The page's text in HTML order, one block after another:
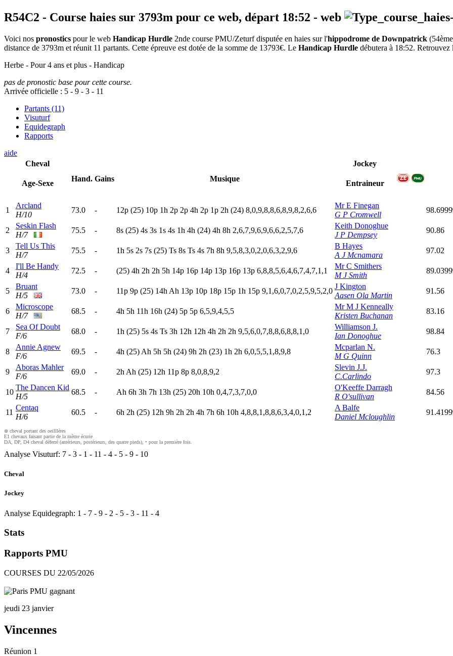
R54C2 - Course haies sur 3793m pour ce web, départ 18:52 - web
Voici nos pronostics pour le web Handicap Hurdle 2nde course PMU/Zeturf disputée en haies sur l'hippodrome de Downpatrick
distance de 3793m et réunit 11 partants. Cette épreuve est dotée de la somme de 13793€. Le Handicap Hurdle débutera à 18:52.
Herbe - Pour 4 ans et plus - Handicap
pas de pronostic base pour cette course.
Arrivée officielle : 5 - 9 - 3 - 11
Partants (11)
Visuturf
Equidegraph
Rapports
aide
Cheval
Age-Sexe
Hand. Gains Musique
Jockey
Entraineur
1
Arcland
H/10
73.0 - 12p (25) 10p 1h 2p 2p 4h 2p 1p 2h (24) 8,0,9,8,8,6,8,9,8,2,6,6
Mr E Finegan
G P Cromwell
2
Seskin Flash
H/7
75.5 - 8s (25) 4s 3s 1s 4s 1h 4h (24) 4h 8h 2,6,7,9,6,9,6,6,2,5,7,6
Keith Donoghue
J P Dempsey
90.86
3
Tell Us This
H/7
75.5 - 1h 5s 2s 7s (25) Ts 8s Ts 4s 7h 8h 9,5,8,3,0,2,0,6,3,2,9,6
B Hayes
A J Mcnamara
97.02
4
I'll Be Handy
H/4
72.5 - (25) 4h 2h 2h 5h 14p 16p 14p 13p 16p 13p 6,8,8,5,6,4,6,7,4,7,1,1
Mr C Smithers
M J Smith
5
Bruant
H/5
73.0 - 11p 9p (25) 14h Ah 13p 10p 18p 15p 1h 15p 9,1,6,0,7,0,2,5,9,5,2,0
J Kington
Aasen Ola Martin
91.56
6
Microscope
H/7
68.5 - 4h 5h 11h 16h (24) 5p 5p 6,5,9,4,5,5
Mr M J Kenneally
Kristen Buchanan
83.16
7
Sea Of Doubt
F/6
68.0 - 1h (25) 5s 4s Ts 3h 12h 12h 4h 2h 2h 9,5,6,0,7,8,8,6,8,8,1,0
Williamson J.
Ian Donoghue
98.84
8
Annie Agnew
F/6
69.5 - 4h (25) Ah 5h 5h (24) 9h 2h (23) 1h 2h 6,0,5,5,1,8,9,8
Mcparlan N.
M G Quinn
76.3
9
Aboras Mahler
F/6
69.0 - 2h Ah (25) 12h 11p 8p 8,0,8,9,2
Slevin J.J.
C.Carlindo
97.3
10
The Dancen Kid
H/5
68.5 - Ah 6h 3h 7h 13h (25) 20h 10h 0,4,7,3,7,0,0
O'Keeffe Darragh
R O'sullivan
84.56
11
Centaq
H/6
60.5 - 6h 2h (25) 12h 9h 2h 2h 4h 7h 6h 10h 4,8,8,1,8,8,6,3,4,0,1,2
A Balfe
Daniel Mcloughlin
⊗ cheval portant des oeilllères
E1 chevaux faisant partie de la même écurie
DA, DP, D4 cheval déferré (antérieurs, postérieurs, des quatre pieds), • pour la première fois.
Analyse Visuturf: 7 - 3 - 1 - 11 - 4 - 5 - 9 - 10
Cheval
Jockey
Analyse Equidegraph: 1 - 7 - 9 - 2 - 5 - 3 - 11 - 4
Stats
Rapports PMU
COURSES DU 22/05/2026
jeudi 23 janvier
Vincennes
Réunion 1